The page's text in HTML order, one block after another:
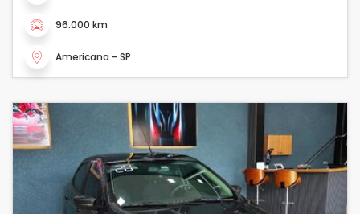
96.000 km
Americana - SP